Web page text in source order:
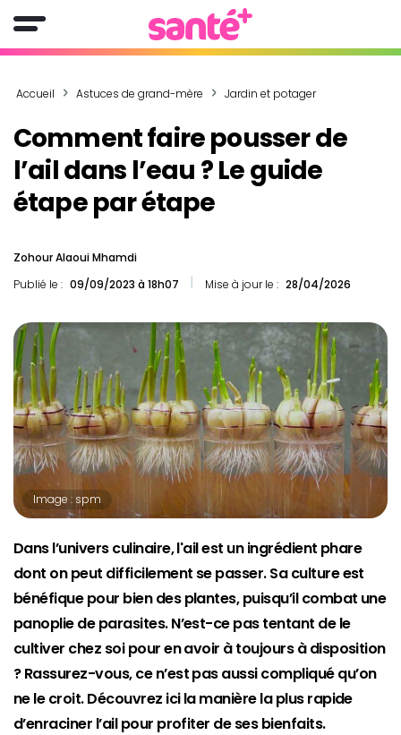
Accueil Astuces de grand-mère Jardin et potager
Comment faire pousser de
l’ail dans l’eau ? Le guide
étape par étape
Zohour Alaoui Mhamdi
Publié le : 09/09/2023 à 18h07 Mise à jour le : 28/04/2026
Image : spm
Dans l’univers culinaire, l'ail est un ingrédient phare
dont on peut difficilement se passer. Sa culture est
bénéfique pour bien des plantes, puisqu’il combat une
panoplie de parasites. N’est-ce pas tentant de le
cultiver chez soi pour en avoir à toujours à disposition
? Rassurez-vous, ce n’est pas aussi compliqué qu’on
ne le croit. Découvrez ici la manière la plus rapide
d’enraciner l’ail pour profiter de ses bienfaits.